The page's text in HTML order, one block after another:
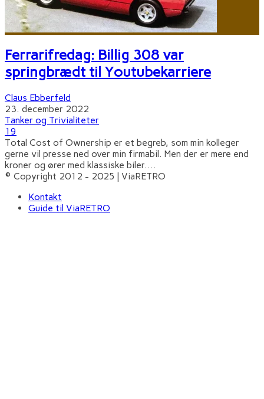
Ferrarifredag: Billig 308 var
springbrædt til Youtubekarriere
Claus Ebberfeld
23. december 2022
Tanker og Trivialiteter
19
Total Cost of Ownership er et begreb, som min kolleger
gerne vil presse ned over min firmabil. Men der er mere end
kroner og ører med klassiske biler....
© Copyright 2012 - 2025 | ViaRETRO
Kontakt
Guide til ViaRETRO